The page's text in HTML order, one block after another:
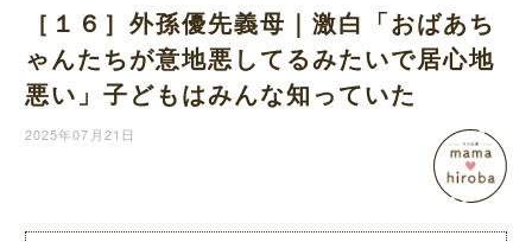
［１６］外孫優先義母｜激白「おばあち
ゃんたちが意地悪してるみたいで居心地
悪い」子どもはみんな知っていた
2025年07月21日